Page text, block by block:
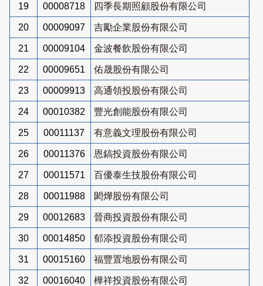
19 00008718 四季長期照顧股份有限公司
20 00009097 吉勵企業股份有限公司
21 00009104 金波餐飲股份有限公司
22 00009651 佑晟股份有限公司
23 00009913 高通領投股份有限公司
24 00010382 豐光創能股份有限公司
25 00011137 有意義文理股份有限公司
26 00011376 恩鎬投資股份有限公司
27 00011571 百優泰生技股份有限公司
28 00011988 閎燁股份有限公司
29 00012683 晉商投資股份有限公司
30 00014850 郁添投資股份有限公司
31 00015160 福豐置地股份有限公司
32 00016040 樺祥投資股份有限公司